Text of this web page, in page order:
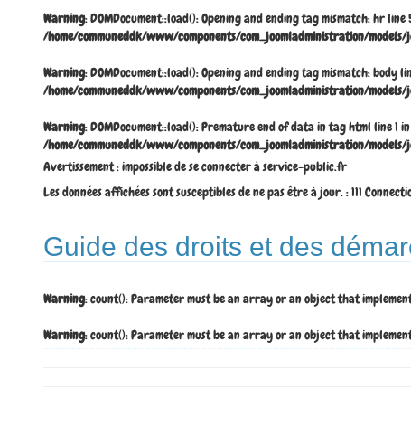
Warning: DOMDocument::load(): Opening and ending tag mismatch: hr
/home/communeddk/www/components/com_joomladministration/
Warning: DOMDocument::load(): Opening and ending tag mismatch:
/home/communeddk/www/components/com_joomladministration/
Warning: DOMDocument::load(): Premature end of data in tag html line
/home/communeddk/www/components/com_joomladministration/
Avertissement : impossible de se connecter à service-public.fr
Les données affichées sont susceptibles de ne pas être à jour. : 111
Guide des droits et des
Warning: count(): Parameter must be an array or an object that
Warning: count(): Parameter must be an array or an object that